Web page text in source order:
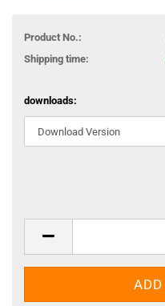
Product No.:
Shipping time:
downloads: